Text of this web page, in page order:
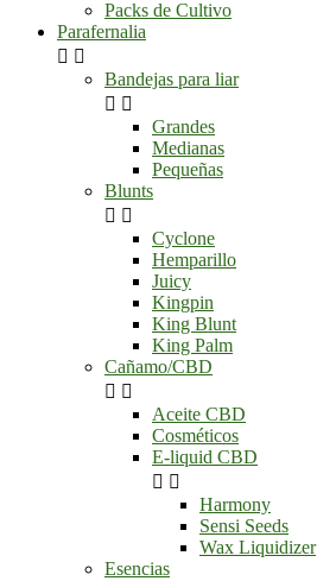
Packs de Cultivo
Parafernalia
 
Bandejas para liar
 
Grandes
Medianas
Pequeñas
Blunts
 
Cyclone
Hemparillo
Juicy
Kingpin
King Blunt
King Palm
Cañamo/CBD
 
Aceite CBD
Cosméticos
E-liquid CBD
 
Harmony
Sensi Seeds
Wax Liquidizer
Esencias